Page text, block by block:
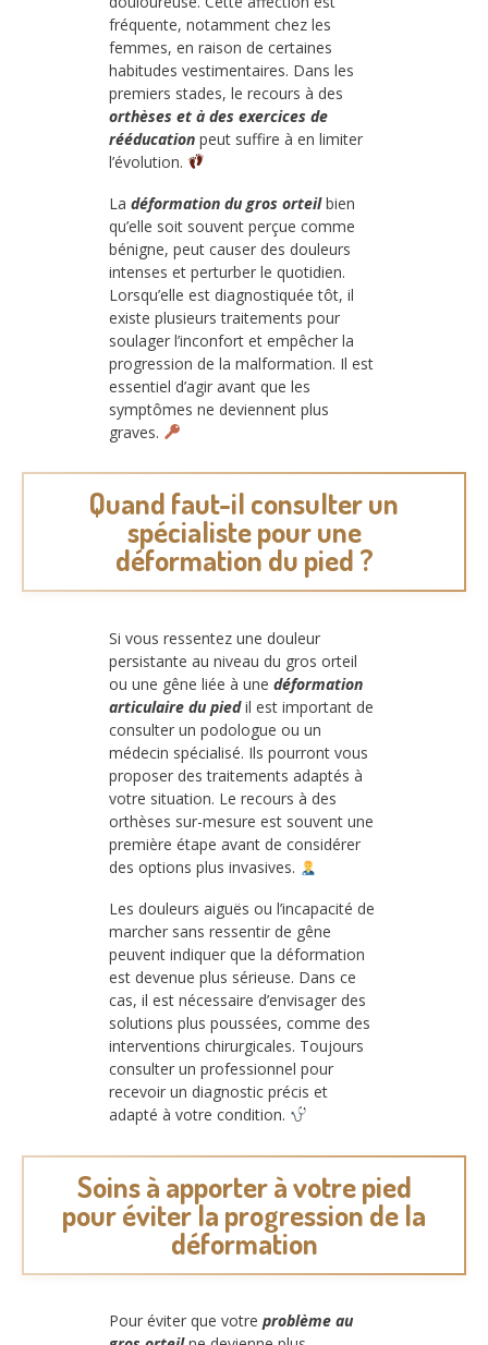
fréquente, notamment chez les
femmes, en raison de certaines
habitudes vestimentaires. Dans les
premiers stades, le recours à des
orthèses et à des exercices de
rééducation peut suffire à en limiter
l’évolution.
La déformation du gros orteilbien
qu’elle soit souvent perçue comme
bénigne, peut causer des douleurs
intenses et perturber le quotidien.
Lorsqu’elle est diagnostiquée tôt, il
existe plusieurs traitements pour
soulager l’inconfort et empêcher la
progression de la malformation. Il est
essentiel d’agir avant que les
symptômes ne deviennent plus
graves.
Quand faut-il consulter un
spécialiste pour une
déformation du pied ?
Si vous ressentez une douleur
persistante au niveau du gros orteil
ou une gêne liée à une déformation
articulaire du piedil est important de
consulter un podologue ou un
médecin spécialisé. Ils pourront vous
proposer des traitements adaptés à
votre situation. Le recours à des
orthèses sur-mesure est souvent une
première étape avant de considérer
des options plus invasives.
Les douleurs aiguës ou l’incapacité de
marcher sans ressentir de gêne
peuvent indiquer que la déformation
est devenue plus sérieuse. Dans ce
cas, il est nécessaire d’envisager des
solutions plus poussées, comme des
interventions chirurgicales. Toujours
consulter un professionnel pour
recevoir un diagnostic précis et
adapté à votre condition.
Soins à apporter à votre pied
pour éviter la progression de la
déformation
Pour éviter que votre problème au